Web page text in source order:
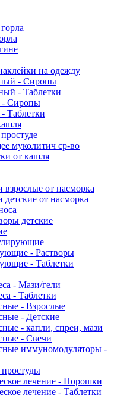
на одежду
- Сиропы
- Таблетки
- Сиропы
Таблетки
муколитич ср-во
от кашля
от насморка
от насморка
детские
- Растворы
- Таблетки
- Мази/гели
- Таблетки
- Взрослые
- Детские
- капли, спреи, мази
- Свечи
иммуномодуляторы -
лечение - Порошки
лечение - Таблетки